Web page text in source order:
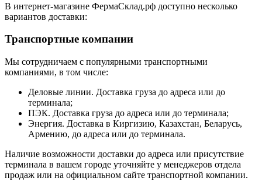
В интернет-магазине ФермаСклад.рф доступно несколько
вариантов доставки:
Транспортные компании
Мы сотрудничаем с популярными транспортными
компаниями, в том числе:
Деловые линии. Доставка груза до адреса или до
терминала;
ПЭК. Доставка груза до адреса или до терминала;
Энергия. Доставка в Киргизию, Казахстан, Беларусь,
Армению, до адреса или до терминала.
Наличие возможности доставки до адреса или присутствие
терминала в вашем городе уточняйте у менеджеров отдела
продаж или на официальном сайте транспортной компании.